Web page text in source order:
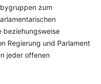
zum
beziehungsweise
Regierung und Parlament
jeder offenen